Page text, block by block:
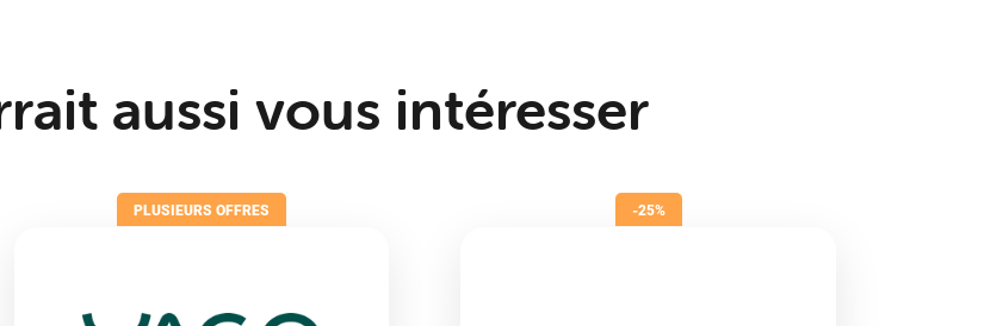
aussi vous intéresser
PLUSIEURS OFFRES -25%